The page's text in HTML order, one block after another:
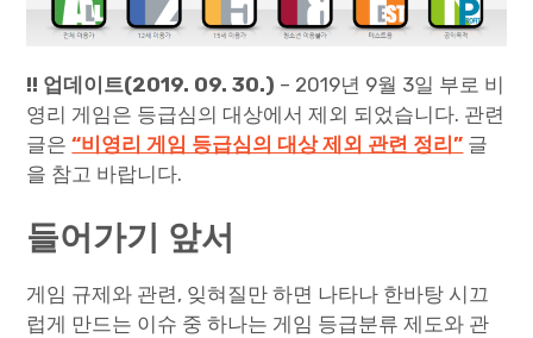
Paper Star Fighters
Homemade Studio
Blender Training
English
!! 업데이트(2019. 09. 30.) – 2019년 9월 3일 부로 비
영리 게임은 등급심의 대상에서 제외 되었습니다. 관련
글은“비영리 게임 등급심의 대상 제외 관련 정리” 글
을 참고 바랍니다.
들어가기 앞서
게임 규제와 관련, 잊혀질만 하면 나타나 한바탕 시끄
럽게 만드는 이슈 중 하나는 게임 등급분류 제도와 관